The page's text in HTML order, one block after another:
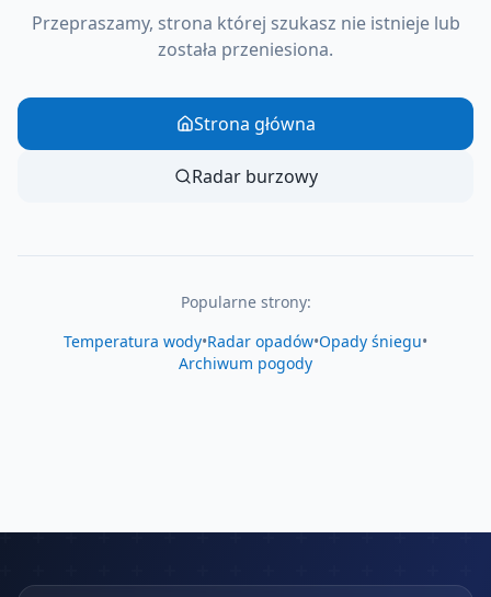
Przepraszamy, strona której szukasz nie istnieje lub
została przeniesiona.
Strona główna
Radar burzowy
Popularne strony:
Temperatura wody•Radar opadów•Opady śniegu•
Archiwum pogody